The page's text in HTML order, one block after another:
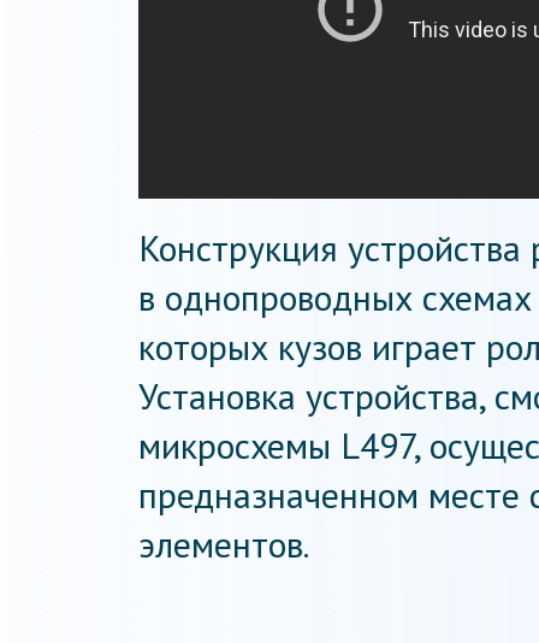
Конструкция
в однопроводных
которых кузов играет
Установка устройства,
микросхемы L497,
предназначенном
элементов.